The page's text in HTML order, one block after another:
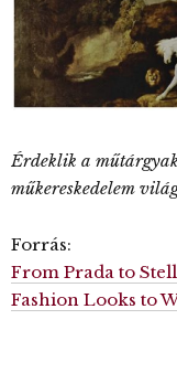
Érdeklik a
műkereskedelem
Forrás:
From Prada to
Fashion Looks to